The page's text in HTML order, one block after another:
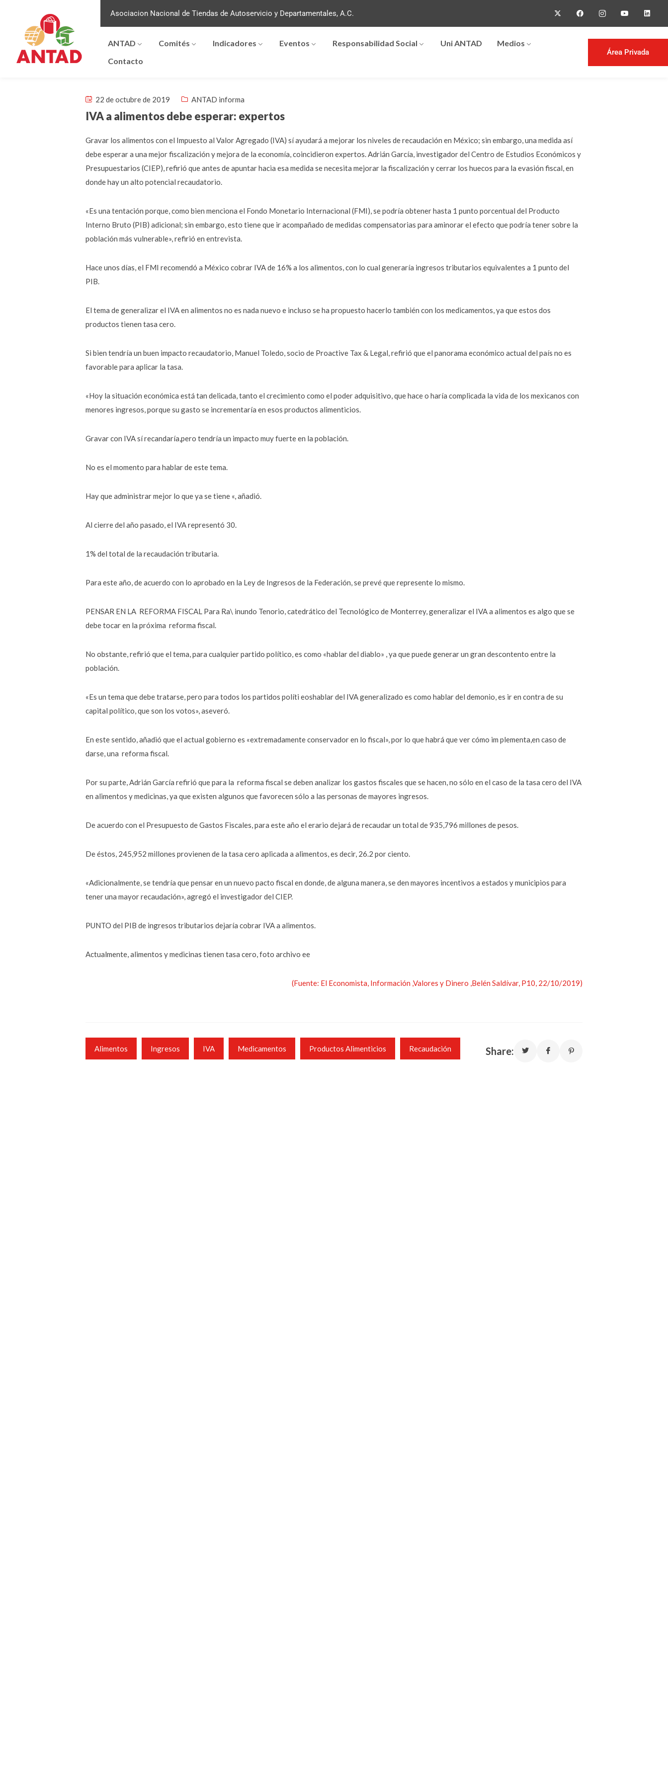
Asociacion Nacional de Tiendas de Autoservicio y Departamentales, A.C.
ANTAD Comités Indicadores Eventos Responsabilidad Social Uni ANTAD
Medios
Contacto
Área Privada
22 de octubre de 2019 ANTAD informa
IVA a alimentos debe esperar: expertos
Gravar los alimentos con el Impuesto al Valor Agregado (IVA) sí ayudará a mejorar los niveles de recaudación en México; sin embargo, una medida así
debe esperar a una mejor fiscalización y mejora de la economía, coincidieron expertos. Adrián García, investigador del Centro de Estudios Económicos y
Presupuestarios (CIEP), refirió que antes de apuntar hacia esa medida se necesita mejorar la fiscalización y cerrar los huecos para la evasión fiscal, en
donde hay un alto potencial recaudatorio.
«Es una tentación porque, como bien menciona el Fondo Monetario Internacional (FMI), se podría obtener hasta 1 punto porcentual del Producto
Interno Bruto (PIB) adicional; sin embargo, esto tiene que ir acompañado de medidas compensatorias para aminorar el efecto que podría tener sobre la
población más vulnerable», refirió en entrevista.
Hace unos días, el FMI recomendó a México cobrar IVA de 16% a los alimentos, con lo cual generaría ingresos tributarios equivalentes a 1 punto del
PIB.
El tema de generalizar el IVA en alimentos no es nada nuevo e incluso se ha propuesto hacerlo también con los medicamentos, ya que estos dos
productos tienen tasa cero.
Si bien tendría un buen impacto recaudatorio, Manuel Toledo, socio de Proactive Tax & Legal, refirió que el panorama económico actual del país no es
favorable para aplicar la tasa.
«Hoy la situación económica está tan delicada, tanto el crecimiento como el poder adquisitivo, que hace o haría complicada la vida de los mexicanos con
menores ingresos, porque su gasto se incrementaría en esos productos alimenticios.
Gravar con IVA sí recandaría,pero tendría un impacto muy fuerte en la población.
No es el momento para hablar de este tema.
Hay que administrar mejor lo que ya se tiene «, añadió.
Al cierre del año pasado, el IVA representó 30.
1% del total de la recaudación tributaria.
Para este año, de acuerdo con lo aprobado en la Ley de Ingresos de la Federación, se prevé que represente lo mismo.
PENSAR EN LA REFORMA FISCAL Para Ra\ inundo Tenorio, catedrático del Tecnológico de Monterrey, generalizar el IVA a alimentos es algo que se
debe tocar en la próxima reforma fiscal.
No obstante, refirió que el tema, para cualquier partido político, es como «hablar del diablo» , ya que puede generar un gran descontento entre la
población.
«Es un tema que debe tratarse, pero para todos los partidos políti eoshablar del IVA generalizado es como hablar del demonio, es ir en contra de su
capital político, que son los votos», aseveró.
En este sentido, añadió que el actual gobierno es «extremadamente conservador en lo fiscal», por lo que habrá que ver cómo im plementa,en caso de
darse, una reforma fiscal.
Por su parte, Adrián García refirió que para la reforma fiscal se deben analizar los gastos fiscales que se hacen, no sólo en el caso de la tasa cero del IVA
en alimentos y medicinas, ya que existen algunos que favorecen sólo a las personas de mayores ingresos.
De acuerdo con el Presupuesto de Gastos Fiscales, para este año el erario dejará de recaudar un total de 935,796 millones de pesos.
De éstos, 245,952 millones provienen de la tasa cero aplicada a alimentos, es decir, 26.2 por ciento.
«Adicionalmente, se tendría que pensar en un nuevo pacto fiscal en donde, de alguna manera, se den mayores incentivos a estados y municipios para
tener una mayor recaudación», agregó el investigador del CIEP.
PUNTO del PIB de ingresos tributarios dejaría cobrar IVA a alimentos.
Actualmente, alimentos y medicinas tienen tasa cero, foto archivo ee
(Fuente: El Economista, Información ,Valores y Dinero ,Belén Saldívar, P10, 22/10/2019)
Alimentos Ingresos IVA Medicamentos Productos Alimenticios Recaudación Share: